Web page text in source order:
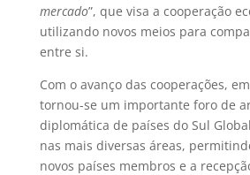
mercado”, que visa a cooperação
utilizando novos meios para
entre si.
Com o avanço das cooperações,
tornou-se um importante foro de
diplomática de países do Sul
nas mais diversas áreas,
novos países membros e a